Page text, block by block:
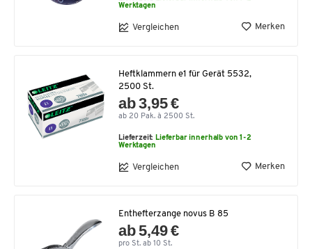
Werktagen
Vergleichen Merken
Heftklammern e1 für Gerät 5532,
2500 St.
ab 3,95 €
ab 20 Pak. à 2500 St.
Lieferzeit:Lieferbar innerhalb von 1-2
Werktagen
Vergleichen Merken
Enthefterzange novus B 85
ab 5,49 €
pro St. ab 10 St.